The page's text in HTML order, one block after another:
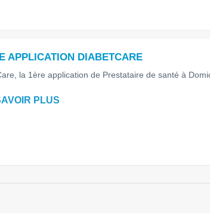
APPLICATION DIABETCARE
la 1ère application de Prestataire de santé à
PLUS